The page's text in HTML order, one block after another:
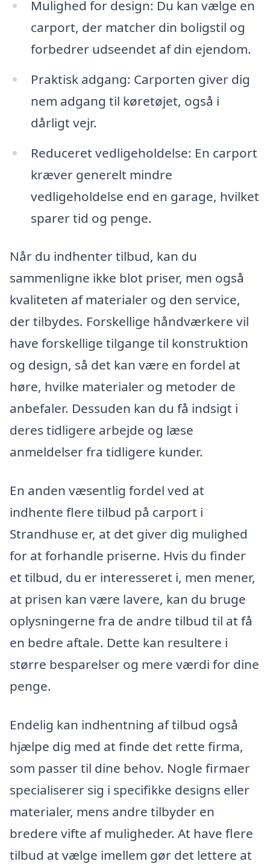
Mulighed for design: Du kan vælge en
carport, der matcher din boligstil og
forbedrer udseendet af din ejendom.
Praktisk adgang: Carporten giver dig
nem adgang til køretøjet, også i
dårligt vejr.
Reduceret vedligeholdelse: En carport
kræver generelt mindre
vedligeholdelse end en garage, hvilket
sparer tid og penge.
Når du indhenter tilbud, kan du
sammenligne ikke blot priser, men også
kvaliteten af materialer og den service,
der tilbydes. Forskellige håndværkere vil
have forskellige tilgange til konstruktion
og design, så det kan være en fordel at
høre, hvilke materialer og metoder de
anbefaler. Dessuden kan du få indsigt i
deres tidligere arbejde og læse
anmeldelser fra tidligere kunder.
En anden væsentlig fordel ved at
indhente flere tilbud på carport i
Strandhuse er, at det giver dig mulighed
for at forhandle priserne. Hvis du finder
et tilbud, du er interesseret i, men mener,
at prisen kan være lavere, kan du bruge
oplysningerne fra de andre tilbud til at få
en bedre aftale. Dette kan resultere i
større besparelser og mere værdi for dine
penge.
Endelig kan indhentning af tilbud også
hjælpe dig med at finde det rette firma,
som passer til dine behov. Nogle firmaer
specialiserer sig i specifikke designs eller
materialer, mens andre tilbyder en
bredere vifte af muligheder. At have flere
tilbud at vælge imellem gør det lettere at